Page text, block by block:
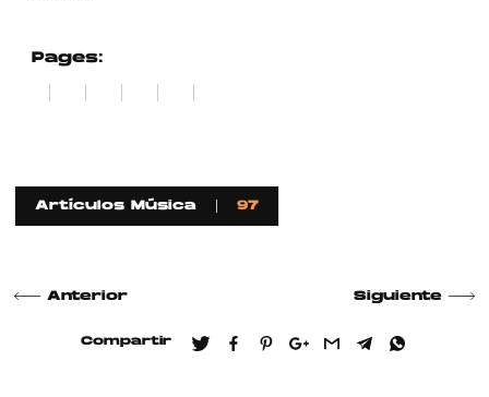
Pages:
2 3 4 5
Artículos Música 97
Anterior Siguiente
Compartir